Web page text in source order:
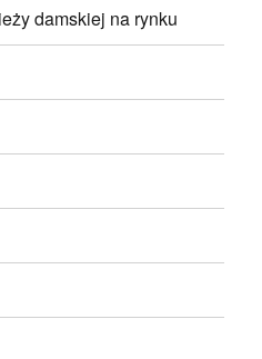
damskiej na rynku